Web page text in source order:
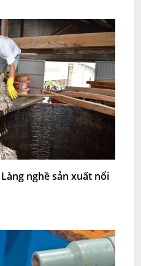
nghề sản xuất nổi